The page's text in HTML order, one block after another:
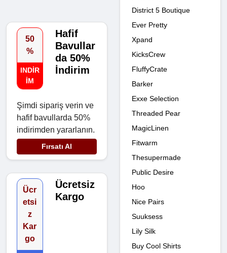
50
%
INDIR
IM
Hafif
Bavullar
da 50%
İndirim
Şimdi sipariş verin ve
hafif bavullarda 50%
indirimden yararlanın.
Fırsatı Al
Ücr
etsi
z
Kar
go
Ücretsiz
Kargo
District 5 Boutique
Ever Pretty
Xpand
KicksCrew
FluffyCrate
Barker
Exxe Selection
Threaded Pear
MagicLinen
Fitwarm
Thesupermade
Public Desire
Hoo
Nice Pairs
Suuksess
Lily Silk
Buy Cool Shirts